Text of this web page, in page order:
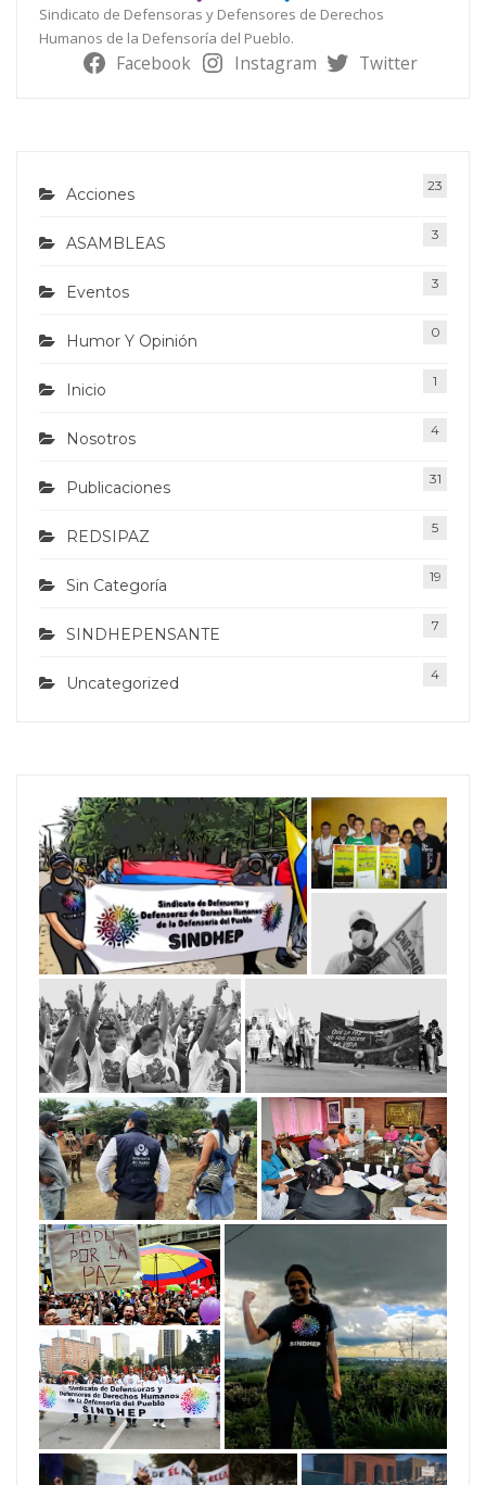
Sindicato de Defensoras y Defensores de Derechos
Humanos de la Defensoría del Pueblo.
Facebook Instagram Twitter
Acciones 23
ASAMBLEAS 3
Eventos 3
Humor Y Opinión 0
Inicio 1
Nosotros 4
Publicaciones 31
REDSIPAZ 5
Sin Categoría 19
SINDHEPENSANTE 7
Uncategorized 4